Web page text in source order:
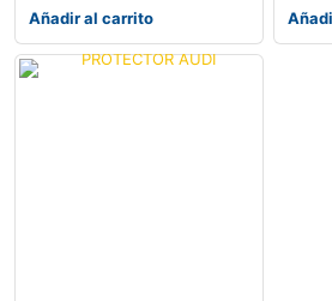
Añadir al carrito